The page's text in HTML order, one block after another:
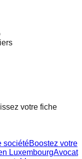
votre fiche
sociétéBoostez votre
LuxembourgAvocat